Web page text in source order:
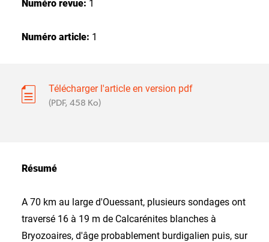
Numéro revue: 1
Numéro article: 1
Télécharger l'article en version pdf
(PDF, 458 Ko)
Résumé
A 70 km au large d'Ouessant, plusieurs sondages ont
traversé 16 à 19 m de Calcarénites blanches à
Bryozoaires, d'âge probablement burdigalien puis, sur